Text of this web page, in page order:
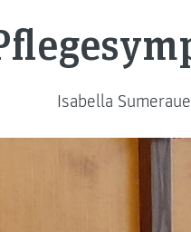
Isabella